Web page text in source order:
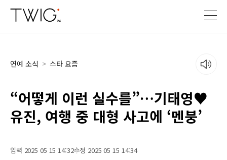
연예 소식 > 스타 요즘
“어떻게 이런 실수를”…기태영♥
유진, 여행 중 대형 사고에 ‘멘붕’
입력 2025 05 15 14:32수정 2025 05 15 14:34